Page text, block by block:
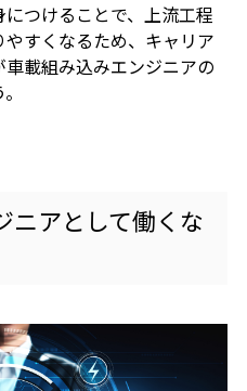
つけることで、上流工程
すくなるため、キャリア
載組み込みエンジニアの
ニアとして働くな